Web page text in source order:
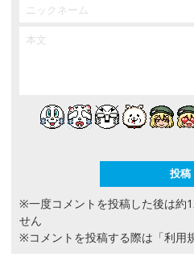
※一度コメントを投稿した後は約
せん
※コメントを投稿する際は 「利用